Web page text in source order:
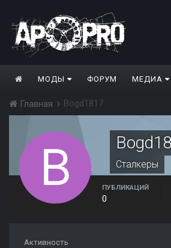
МОДЫ ФОРУМ МЕДИА
Главная Bogd1817
Сталкеры
ПУБЛИКАЦИЙ
0
Активность